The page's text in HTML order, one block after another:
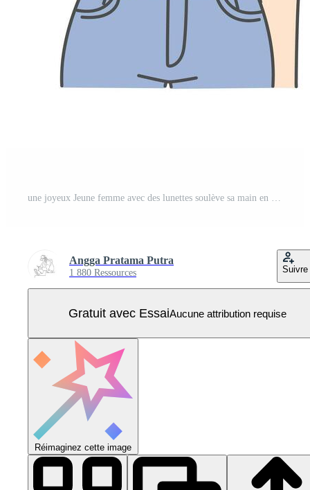
une joyeux Jeune femme avec des lunettes soulève sa main en toute confiance, mettant en valeur bonheur et détermination Vecteur Pro
Angga Pratama Putra
1 880 Ressources Suivre
Gratuit avec EssaiAucune attribution requise
Réimaginez cette image